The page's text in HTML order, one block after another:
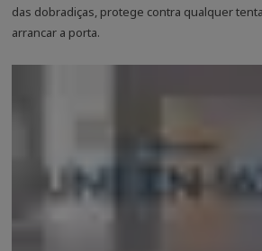
das dobradiças, protege contra qualquer
arrancar a porta.